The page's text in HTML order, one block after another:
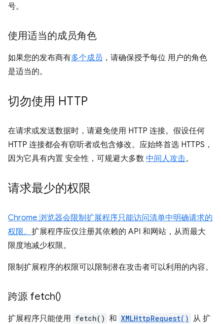
号。
使用适当的成员角色
如果您的发布商有多个成员 ，请确保授予每位 用户的角色
是适当的。
切勿使用 HTTP
在请求或发送数据时，请避免使用 HTTP 连接。假设任何
HTTP 连接都会有窃听者或包含修改。应始终首选 HTTPS，
因为它具有内置 安全性，可规避大多数 中间人攻击。
请求最少的权限
Chrome 浏览器会限制扩展程序只能访问清单中明确请求的
权限。 扩展程序应仅注册其依赖的 API 和网站，从而最大
限度地减少权限。
限制扩展程序的权限可以限制潜在攻击者可以利用的内容。
跨源 fetch()
扩展程序只能使用 fetch() 和 XMLHttpRequest() 从 扩